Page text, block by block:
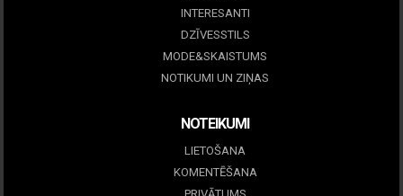
INTERESANTI
DZĪVESSTILS
MODE&SKAISTUMS
NOTIKUMI UN ZIŅAS
NOTEIKUMI
LIETOŠANA
KOMENTĒŠANA